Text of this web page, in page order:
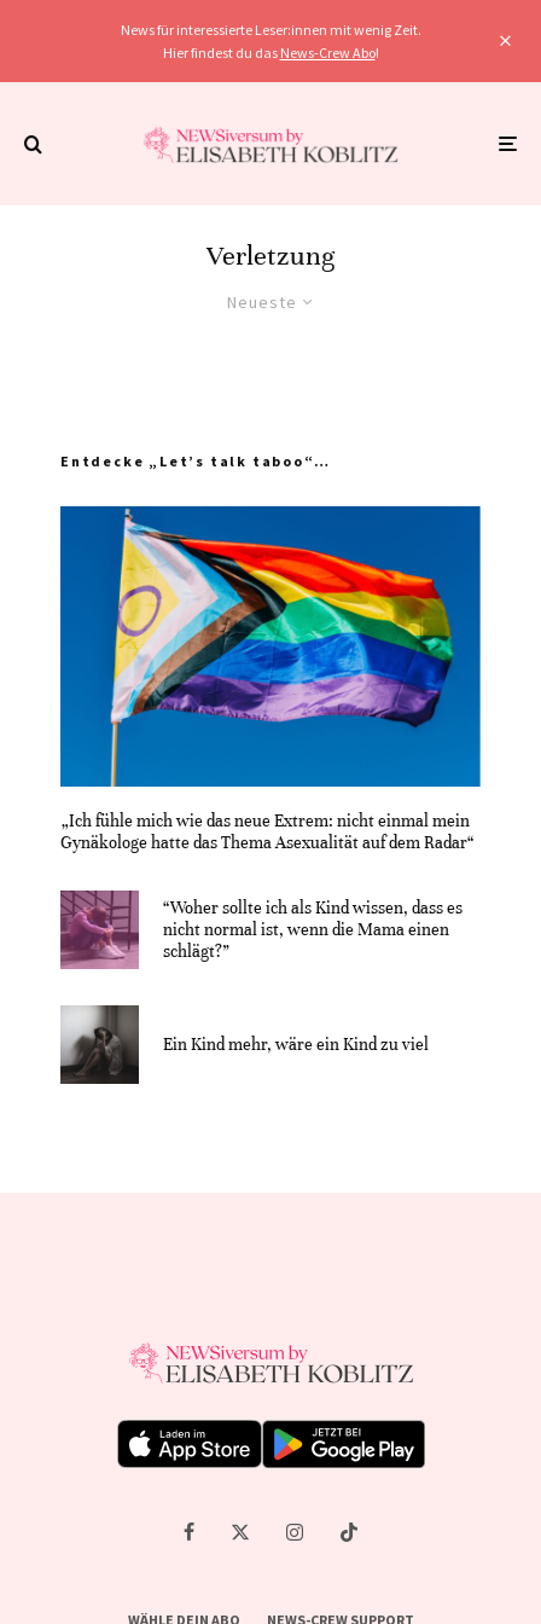
News für interessierte Leser:innen mit wenig Zeit.
Hier findest du das News-Crew Abo!
Verletzung
Neueste
Entdecke „Let’s talk taboo“…
„Ich fühle mich wie das neue Extrem: nicht einmal mein
Gynäkologe hatte das Thema Asexualität auf dem Radar“
“Woher sollte ich als Kind wissen, dass es
nicht normal ist, wenn die Mama einen
schlägt?”
Ein Kind mehr, wäre ein Kind zu viel
WÄHLE DEIN ABO NEWS-CREW SUPPORT